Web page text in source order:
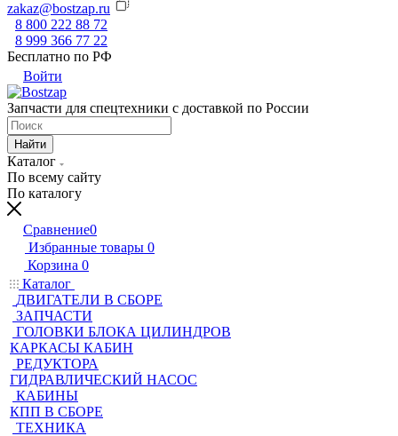
zakaz@bostzap.ru
8 800 222 88 72
8 999 366 77 22
Бесплатно по РФ
Войти
Запчасти для спецтехники с доставкой по России
Найти
Каталог
По всему сайту
По каталогу
Сравнение0
Избранные товары 0
Корзина 0
Каталог
ДВИГАТЕЛИ В СБОРЕ
ЗАПЧАСТИ
ГОЛОВКИ БЛОКА ЦИЛИНДРОВ
КАРКАСЫ КАБИН
РЕДУКТОРА
ГИДРАВЛИЧЕСКИЙ НАСОС
КАБИНЫ
КПП В СБОРЕ
ТЕХНИКА